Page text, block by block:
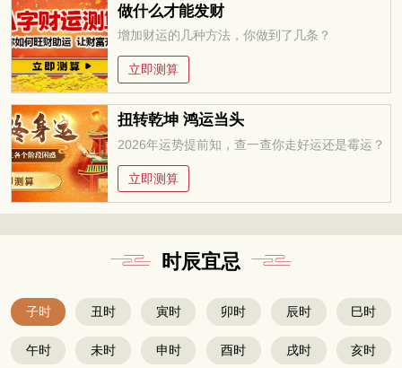
做什么才能发财
增加财运的几种方法，你做到了几条？
立即测算
扭转乾坤 鸿运当头
2026年运势提前知，查一查你走好运还是霉运？
立即测算
时辰宜忌
子时 丑时 寅时 卯时 辰时 巳时
午时 未时 申时 酉时 戌时 亥时